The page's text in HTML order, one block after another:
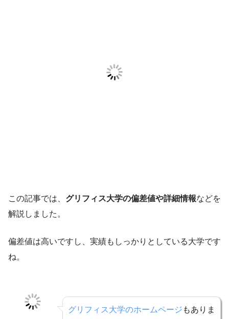
この記事では、 グリフィス大学の偏差値や詳細情報などを
解説しました。
偏差値は高いですし、実績もしっかりとしている大学です
ね。
グリフィス大学のホームページ もありま